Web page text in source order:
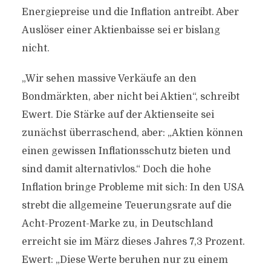
Energiepreise und die Inflation antreibt. Aber
Auslöser einer Aktienbaisse sei er bislang
nicht.
„Wir sehen massive Verkäufe an den
Bondmärkten, aber nicht bei Aktien“, schreibt
Ewert. Die Stärke auf der Aktienseite sei
zunächst überraschend, aber: „Aktien können
einen gewissen Inflationsschutz bieten und
sind damit alternativlos.“ Doch die hohe
Inflation bringe Probleme mit sich: In den USA
strebt die allgemeine Teuerungsrate auf die
Acht-Prozent-Marke zu, in Deutschland
erreicht sie im März dieses Jahres 7,3 Prozent.
Ewert: „Diese Werte beruhen nur zu einem